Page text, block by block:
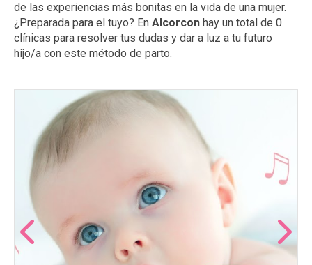
de las experiencias más bonitas en la vida de una mujer.
¿Preparada para el tuyo? En Alcorcon hay un total de 0
clínicas para resolver tus dudas y dar a luz a tu futuro
hijo/a con este método de parto.